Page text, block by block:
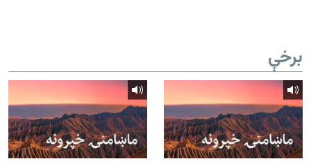
برخې